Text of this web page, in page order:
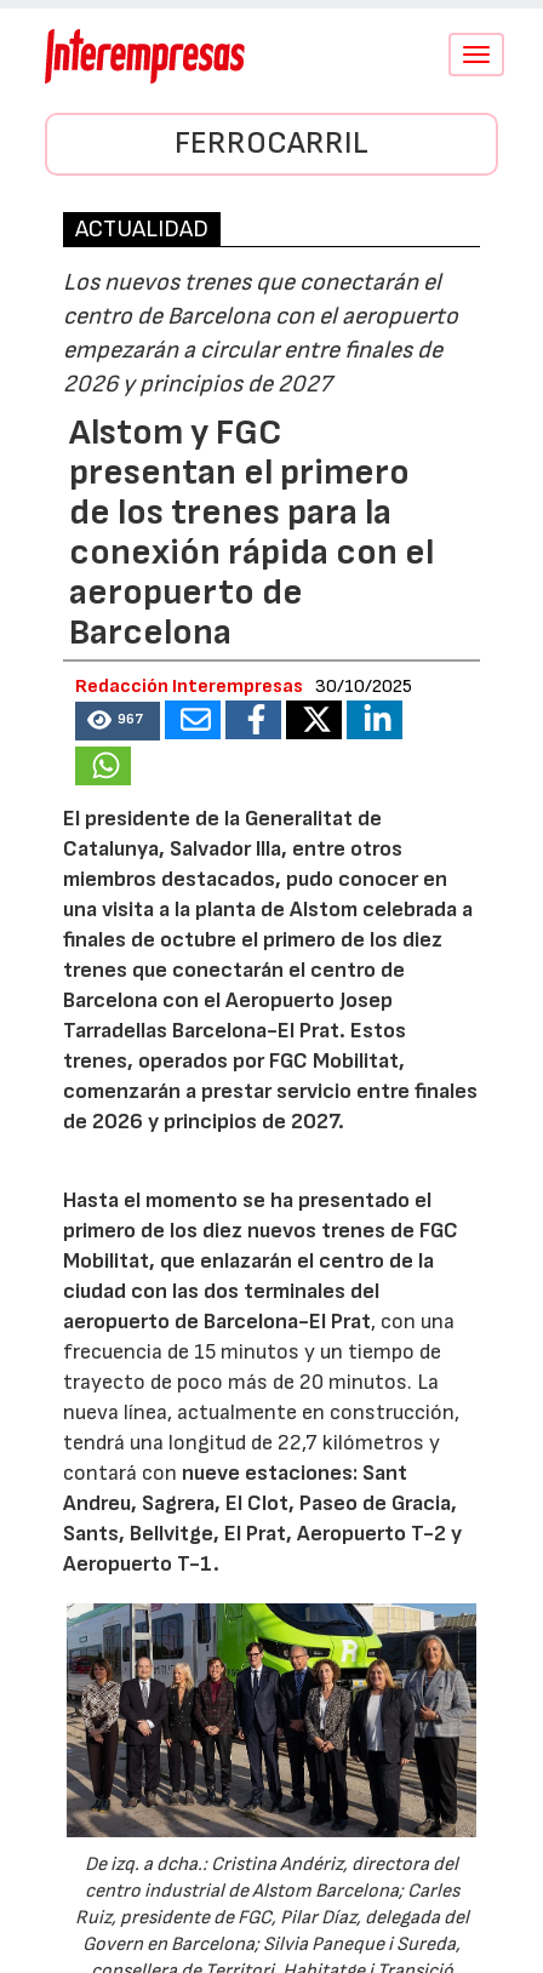
Conmutar
FERROCARRIL
ACTUALIDAD
Los nuevos trenes que conectarán el
centro de Barcelona con el aeropuerto
empezarán a circular entre finales de
2026 y principios de 2027
Alstom y FGC
presentan el primero
de los trenes para la
conexión rápida con el
aeropuerto de
Barcelona
Redacción Interempresas 30/10/2025
967
El presidente de la Generalitat de
Catalunya, Salvador Illa, entre otros
miembros destacados, pudo conocer en
una visita a la planta de Alstom celebrada a
finales de octubre el primero de los diez
trenes que conectarán el centro de
Barcelona con el Aeropuerto Josep
Tarradellas Barcelona-El Prat. Estos
trenes, operados por FGC Mobilitat,
comenzarán a prestar servicio entre finales
de 2026 y principios de 2027.
Hasta el momento se ha presentado el
primero de los diez nuevos trenes de FGC
Mobilitat, que enlazarán el centro de la
ciudad con las dos terminales del
aeropuerto de Barcelona-El Prat, con una
frecuencia de 15 minutos y un tiempo de
trayecto de poco más de 20 minutos. La
nueva línea, actualmente en construcción,
tendrá una longitud de 22,7 kilómetros y
contará con nueve estaciones: Sant
Andreu, Sagrera, El Clot, Paseo de Gracia,
Sants, Bellvitge, El Prat, Aeropuerto T-2 y
Aeropuerto T-1.
De izq. a dcha.: Cristina Andériz, directora del
centro industrial de Alstom Barcelona; Carles
Ruiz, presidente de FGC, Pilar Díaz, delegada del
Govern en Barcelona; Silvia Paneque i Sureda,